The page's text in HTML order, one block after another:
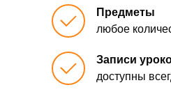
Предметы
любое
Записи
доступны